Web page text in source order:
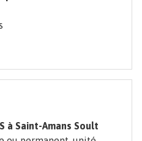
à Saint-Amans Soult